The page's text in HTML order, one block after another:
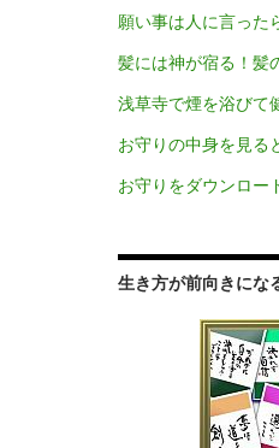
願い事は人に言った
髪には神が宿る！髪
浅草寺で煙を浴びて
お守りの中身を見る
お守りをダウンロー
生き方が前向きにな